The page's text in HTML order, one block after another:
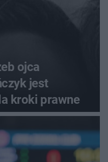
ojca
jest
kroki prawne